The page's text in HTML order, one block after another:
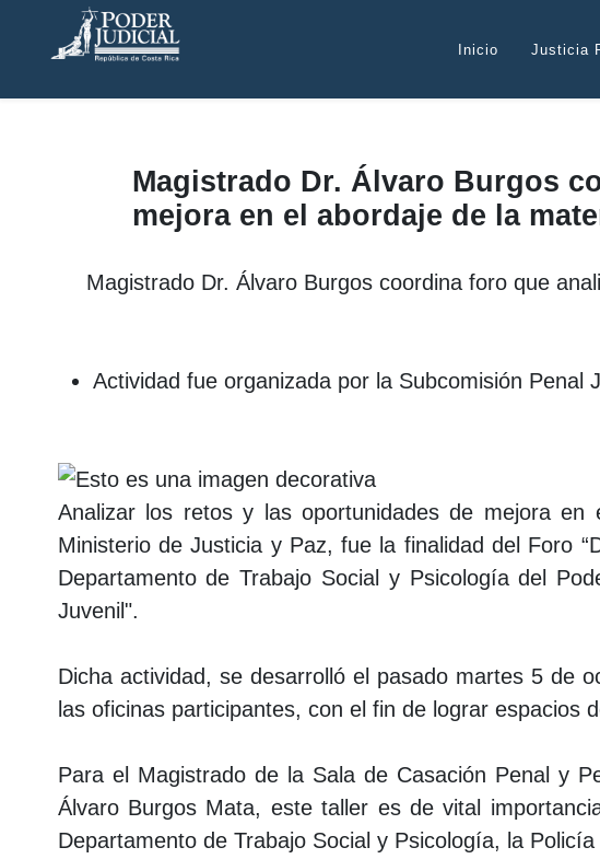
accesibilidad.
Inicio Justicia
Magistrado Dr. Álvaro Burgos
mejora en el abordaje de la
Magistrado Dr. Álvaro Burgos coordina foro que
Actividad fue organizada por la Subcomisión Penal
Analizar los retos y las oportunidades de mejora
Ministerio de Justicia y Paz, fue la finalidad del Foro “
Departamento de Trabajo Social y Psicología del
Juvenil".
Dicha actividad, se desarrolló el pasado martes 5 de
las oficinas participantes, con el fin de lograr espacios
Para el Magistrado de la Sala de Casación Penal y
Álvaro Burgos Mata, este taller es de vital
Departamento de Trabajo Social y Psicología, la